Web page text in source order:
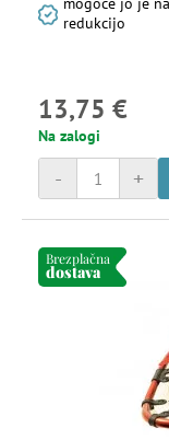
redukcijo
13,75 €
Na zalogi
+
-
Brezplačna
dostava